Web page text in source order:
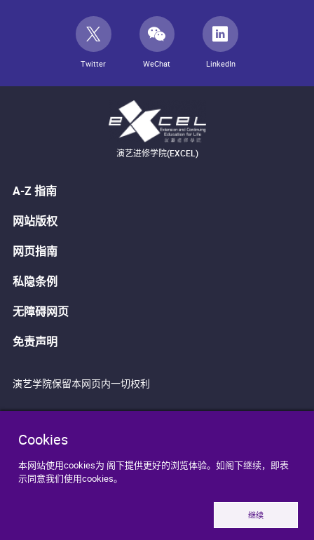
Cookies
本网站使用cookies为 阁下提供更好的浏览体验。如阁下继续，即表
示同意我们使用cookies。
继续
Twitter WeChat LinkedIn
演艺进修学院(EXCEL)
A-Z 指南
网站版权
网页指南
私隐条例
无障碍网页
免责声明
演艺学院保留本网页内一切权利